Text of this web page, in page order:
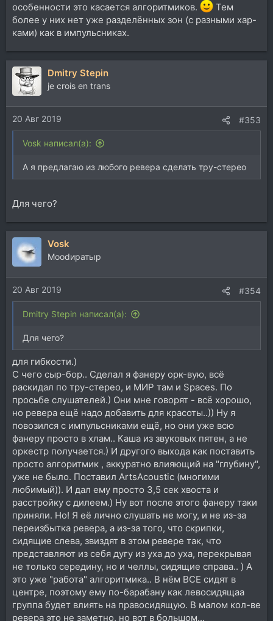
особенности это касается алгоритмиков.
Тем
более у них нет уже разделённых зон (с разными хар-
ками) как в импульсниках.
Dmitry Stepin
je crois en trans
20 Авг 2019 #353
Vosk написал(а):
А я предлагаю из любого ревера сделать тру-стерео
Для чего?
Vosk
Moodиратыр
20 Авг 2019 #354
Dmitry Stepin написал(а):
Для чего?
для гибкости.)
С чего сыр-бор.. Сделал я фанеру орк-вую, всё
раскидал по тру-стерео, и МИР там и Spaces. По
просьбе слушателей.) Они мне говорят - всё хорошо,
но ревера ещё надо добавить для красоты..)) Ну я
повозился с импульсниками ещё, но они уже всю
фанеру просто в хлам.. Каша из звуковых пятен, а не
оркестр получается.) И другого выхода как поставить
просто алгоритмик , аккуратно влияющий на "глубину",
уже не было. Поставил ArtsAcoustic (многими
любимый)). И дал ему просто 3,5 сек хвоста и
расстройку с дилеем.) Ну вот после этого фанеру таки
приняли. Но! Я её лично слушать не могу, и не из-за
переизбытка ревера, а из-за того, что скрипки,
сидящие слева, звиздят в этом ревере так, что
представляют из себя дугу из уха до уха, перекрывая
не только середину, но и челлы, сидящие справа.. ) А
это уже "работа" алгоритмика.. В нём ВСЕ сидят в
центре, поэтому ему по-барабану как левосидящаа
группа будет влиять на правосидящую. В малом кол-ве
ревера это не заметно, но вот в большом...